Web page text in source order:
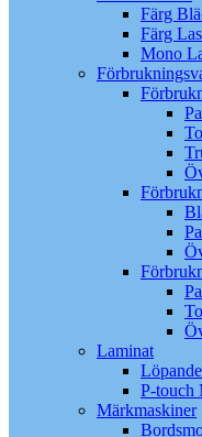
Färg
Färg
Mono
Laminat
P-touch
Märkmaskiner